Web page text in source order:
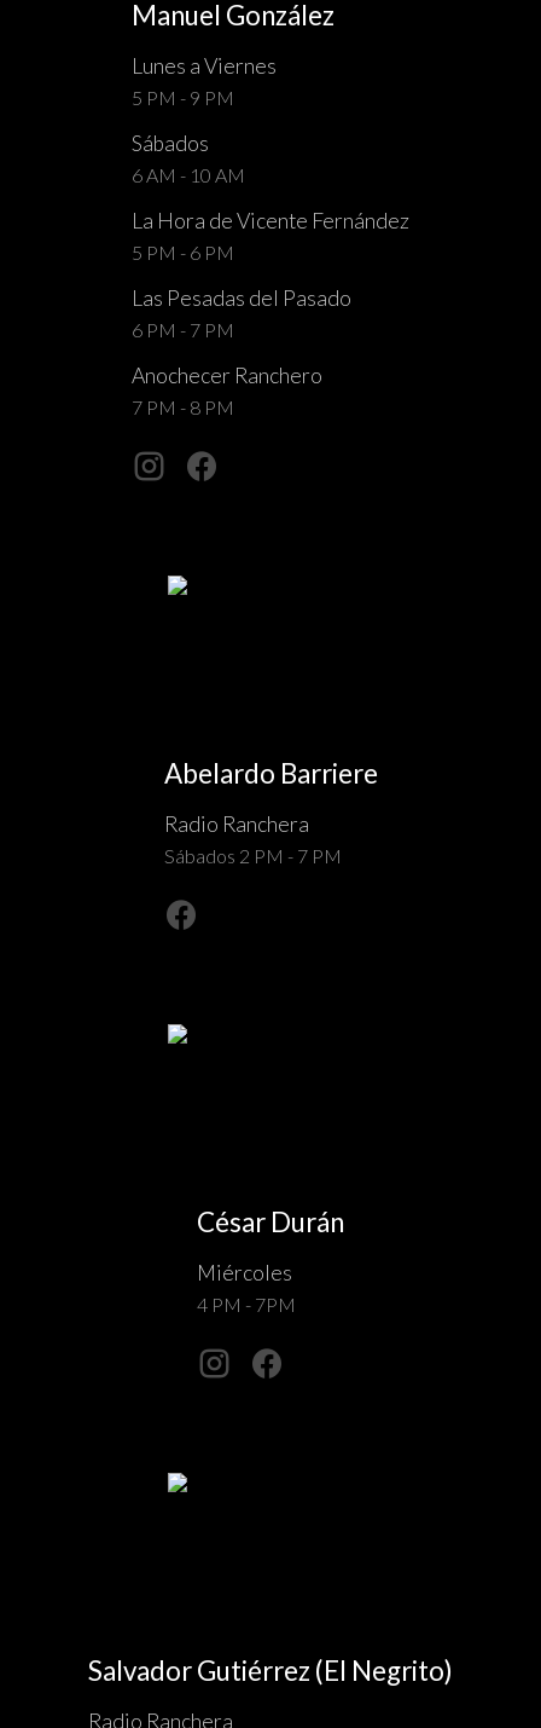
Manuel González
Lunes a Viernes
5 PM - 9 PM
Sábados
6 AM - 10 AM
La Hora de Vicente Fernández
5 PM - 6 PM
Las Pesadas del Pasado
6 PM - 7 PM
Anochecer Ranchero
7 PM - 8 PM
Abelardo Barriere
Radio Ranchera
Sábados 2 PM - 7 PM
César Durán
Miércoles
4 PM - 7PM
Salvador Gutiérrez (El Negrito)
Radio Ranchera